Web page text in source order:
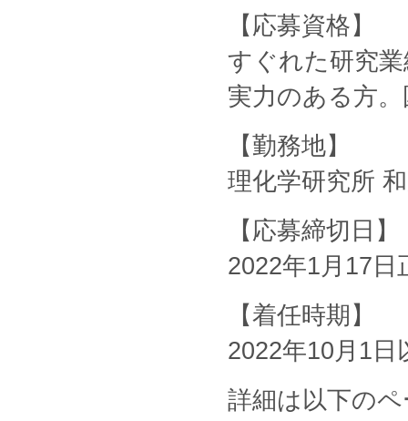
【応募資格】
すぐれた研究
実力のある方
【勤務地】
理化学研究所
【応募締切日】
2022年1月17日
【着任時期】
2022年10月1
詳細は以下の